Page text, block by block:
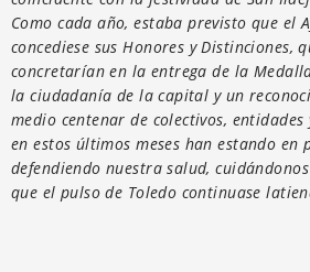
Como cada año, estaba previsto que el
concediese sus Honores y Distinciones,
concretarían en la entrega de la
la ciudadanía de la capital y un
medio centenar de colectivos, entidades
en estos últimos meses han estando en
defendiendo nuestra salud,
que el pulso de Toledo continuase